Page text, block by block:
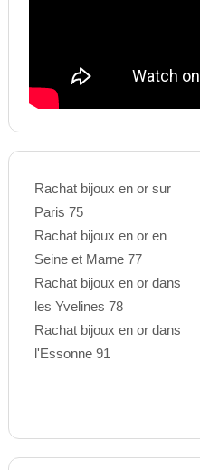
Rachat bijoux en or sur
Paris 75
Rachat bijoux en or en
Seine et Marne 77
Rachat bijoux en or dans
les Yvelines 78
Rachat bijoux en or dans
l'Essonne 91